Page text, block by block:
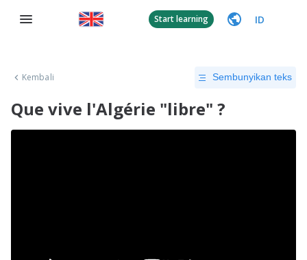
Start learning ID
Kembali Sembunyikan teks
Que vive l'Algérie "libre" ?